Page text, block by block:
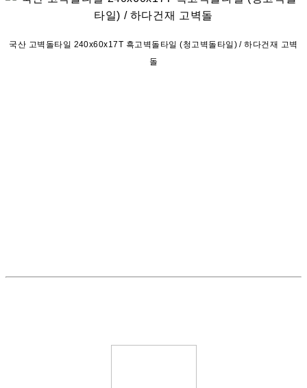
국산 고벽돌타일 240x60x17T 흑고벽돌타일 (청고벽돌타일) / 하다건재 고벽
돌